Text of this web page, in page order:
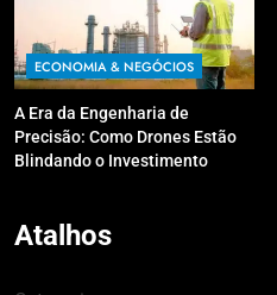
ECONOMIA & NEGÓCIOS
A Era da Engenharia de
Precisão: Como Drones Estão
Blindando o Investimento
Atalhos